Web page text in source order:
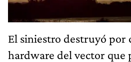
El siniestro destruyó por
hardware del vector que